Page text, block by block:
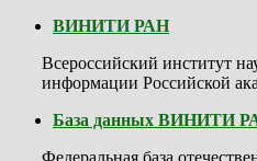
ВИНИТИ РАН
Всероссийский институт
информации Российской
База данных ВИНИТИ